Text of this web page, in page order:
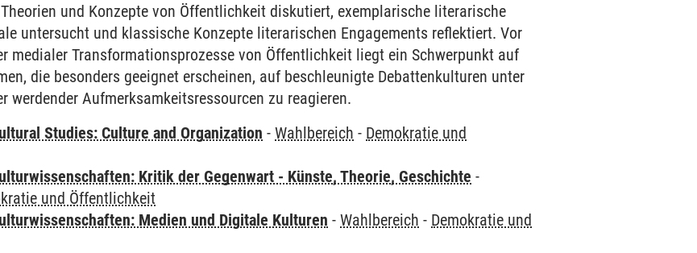
und Konzepte von Öffentlichkeit diskutiert, exemplarische literarische
untersucht und klassische Konzepte literarischen Engagements reflektiert. Vor
medialer Transformationsprozesse von Öffentlichkeit liegt ein Schwerpunkt auf
die besonders geeignet erscheinen, auf beschleunigte Debattenkulturen unter
werdender Aufmerksamkeitsressourcen zu reagieren.
Studies: Culture and Organization -Wahlbereich - Demokratie und
Kritik der Gegenwart - Künste, Theorie, Geschichte -
und Öffentlichkeit
Medien und Digitale Kulturen -Wahlbereich - Demokratie und